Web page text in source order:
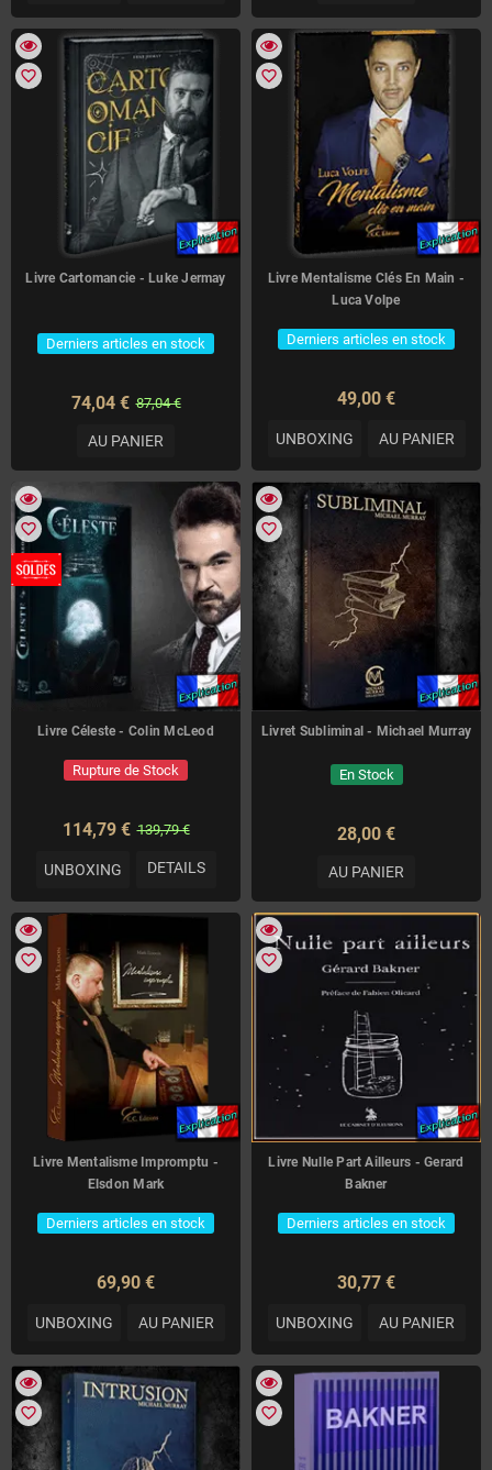
favorite_border
Livre Cartomancie - Luke Jermay
Derniers articles en stock
74,04 € 87,04 €
AU PANIER
favorite_border
Livre Mentalisme Clés En Main -
Luca Volpe
Derniers articles en stock
49,00 €
UNBOXING AU PANIER
favorite_border
Livre Céleste - Colin McLeod
Rupture de Stock
114,79 € 139,79 €
UNBOXING DETAILS
favorite_border
Livret Subliminal - Michael Murray
En Stock
28,00 €
AU PANIER
favorite_border
Livre Mentalisme Impromptu -
Elsdon Mark
Derniers articles en stock
69,90 €
UNBOXING AU PANIER
favorite_border
Livre Nulle Part Ailleurs - Gerard
Bakner
Derniers articles en stock
30,77 €
UNBOXING AU PANIER
favorite_border favorite_border